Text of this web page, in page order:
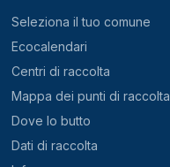
Seleziona il tuo comune
Ecocalendari
Centri di raccolta
Mappa dei punti di raccolta
Dove lo butto
Dati di raccolta